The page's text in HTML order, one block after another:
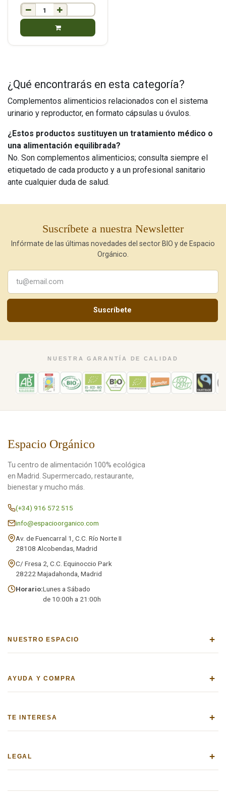
¿Qué encontrarás en esta categoría?
Complementos alimenticios relacionados con el sistema
urinario y reproductor, en formato cápsulas u óvulos.
¿Estos productos sustituyen un tratamiento médico o
una alimentación equilibrada?
No. Son complementos alimenticios; consulta siempre el
etiquetado de cada producto y a un profesional sanitario
ante cualquier duda de salud.
Suscríbete a nuestra Newsletter
Infórmate de las últimas novedades del sector BIO y de Espacio
Orgánico.
Suscríbete
NUESTRA GARANTÍA DE CALIDAD
Espacio Orgánico
Tu centro de alimentación 100% ecológica
en Madrid. Supermercado, restaurante,
bienestar y mucho más.
(+34) 916 572 515
info@espacioorganico.com
Av. de Fuencarral 1, C.C. Río Norte II
28108 Alcobendas, Madrid
C/ Fresa 2, C.C. Equinoccio Park
28222 Majadahonda, Madrid
Horario:Lunes a Sábado
de 10:00h a 21:00h
NUESTRO ESPACIO +
AYUDA Y COMPRA +
TE INTERESA +
LEGAL +